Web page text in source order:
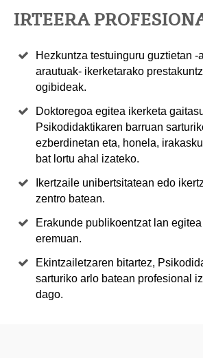
IRTEERA
Hezkuntza testuinguru guztietan -
arautuak- ikerketarako
ogibideak.
Doktoregoa egitea ikerketa
Psikodidaktikaren barruan
ezberdinetan eta, honela,
bat lortu ahal izateko.
Ikertzaile unibertsitatean edo
zentro batean.
Erakunde publikoentzat lan
eremuan.
Ekintzailetzaren bitartez,
sarturiko arlo batean profesional
dago.